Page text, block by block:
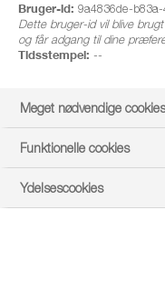
Bruger-id: 9a4836de-
Dette bruger-id vil blive
og får adgang til dine
Tidsstempel: --
Meget nødvendige cookies
Funktionelle cookies
Ydelsescookies